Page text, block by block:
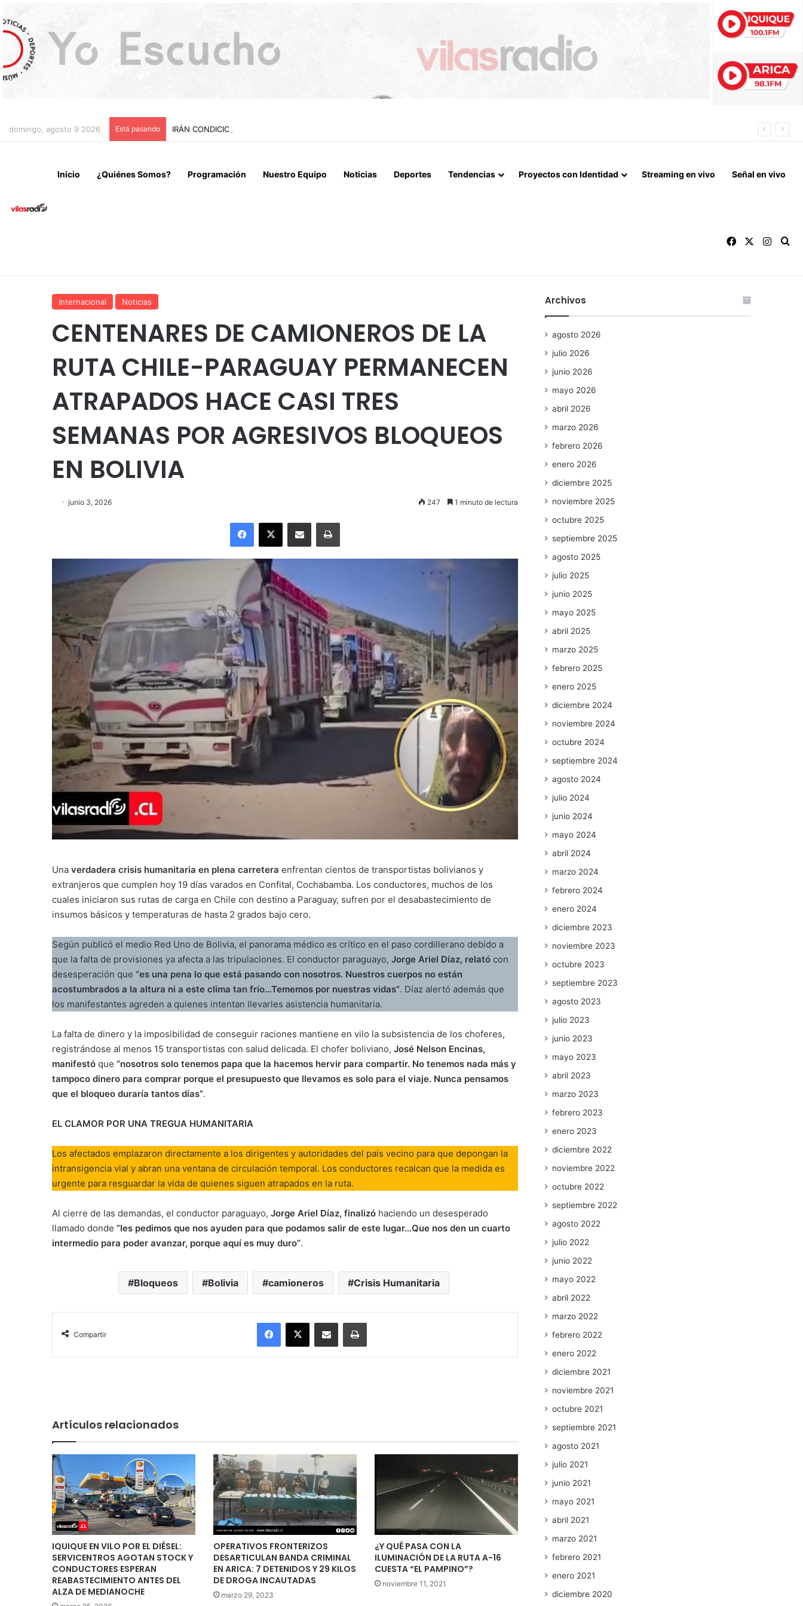
domingo, agosto 9 2026 Está pasando IRÁN CONDICIONA LA REAPERTURA DEL ESTRECHO DE ORMUZ Y EXIGE A ESTADOS UNIDOS EL FIN DEL BLOQUEO Y REPARACIONES DE GUERRA
Inicio ¿Quiénes Somos? Programación Nuestro Equipo Noticias Deportes Tendencias Proyectos con Identidad Streaming en vivo Señal en vivo
Facebook
Internacional Noticias
CENTENARES DE CAMIONEROS DE LA
RUTA CHILE-PARAGUAY PERMANECEN
ATRAPADOS HACE CASI TRES
SEMANAS POR AGRESIVOS BLOQUEOS
EN BOLIVIA
junio 3, 2026 247 1 minuto de lectura
Facebook
X Enviar vía email Imprimir
Una verdadera crisis humanitaria en plena carretera enfrentan cientos de transportistas bolivianos y
extranjeros que cumplen hoy 19 días varados en Confital, Cochabamba. Los conductores, muchos de los
cuales iniciaron sus rutas de carga en Chile con destino a Paraguay, sufren por el desabastecimiento de
insumos básicos y temperaturas de hasta 2 grados bajo cero.
Según publicó el medio Red Uno de Bolivia, el panorama médico es crítico en el paso cordillerano debido a
que la falta de provisiones ya afecta a las tripulaciones. El conductor paraguayo, Jorge Ariel Díaz, relató con
desesperación que “es una pena lo que está pasando con nosotros. Nuestros cuerpos no están
acostumbrados a la altura ni a este clima tan frío…Tememos por nuestras vidas”. Díaz alertó además que
los manifestantes agreden a quienes intentan llevarles asistencia humanitaria.
La falta de dinero y la imposibilidad de conseguir raciones mantiene en vilo la subsistencia de los choferes,
registrándose al menos 15 transportistas con salud delicada. El chofer boliviano, José Nelson Encinas,
manifestó que “nosotros solo tenemos papa que la hacemos hervir para compartir. No tenemos nada más y
tampoco dinero para comprar porque el presupuesto que llevamos es solo para el viaje. Nunca pensamos
que el bloqueo duraría tantos días”.
EL CLAMOR POR UNA TREGUA HUMANITARIA
Los afectados emplazaron directamente a los dirigentes y autoridades del país vecino para que depongan la
intransigencia vial y abran una ventana de circulación temporal. Los conductores recalcan que la medida es
urgente para resguardar la vida de quienes siguen atrapados en la ruta.
Al cierre de las demandas, el conductor paraguayo, Jorge Ariel Díaz, finalizó haciendo un desesperado
llamado donde “les pedimos que nos ayuden para que podamos salir de este lugar…Que nos den un cuarto
intermedio para poder avanzar, porque aquí es muy duro”.
Bloqueos Bolivia camioneros Crisis Humanitaria
Compartir
Facebook
X Enviar vía email Imprimir
Artículos relacionados
IQUIQUE EN VILO POR EL DIÉSEL:
SERVICENTROS AGOTAN STOCK Y
CONDUCTORES ESPERAN
REABASTECIMIENTO ANTES DEL
ALZA DE MEDIANOCHE
OPERATIVOS FRONTERIZOS
DESARTICULAN BANDA CRIMINAL
EN ARICA: 7 DETENIDOS Y 29 KILOS
DE DROGA INCAUTADAS
marzo 29, 2023
¿Y QUÉ PASA CON LA
ILUMINACIÓN DE LA RUTA A-16
CUESTA “EL PAMPINO”?
noviembre 11, 2021
Archivos
agosto 2026
julio 2026
junio 2026
mayo 2026
abril 2026
marzo 2026
febrero 2026
enero 2026
diciembre 2025
noviembre 2025
octubre 2025
septiembre 2025
agosto 2025
julio 2025
junio 2025
mayo 2025
abril 2025
marzo 2025
febrero 2025
enero 2025
diciembre 2024
noviembre 2024
octubre 2024
septiembre 2024
agosto 2024
julio 2024
junio 2024
mayo 2024
abril 2024
marzo 2024
febrero 2024
enero 2024
diciembre 2023
noviembre 2023
octubre 2023
septiembre 2023
agosto 2023
julio 2023
junio 2023
mayo 2023
abril 2023
marzo 2023
febrero 2023
enero 2023
diciembre 2022
noviembre 2022
octubre 2022
septiembre 2022
agosto 2022
julio 2022
junio 2022
mayo 2022
abril 2022
marzo 2022
febrero 2022
enero 2022
diciembre 2021
noviembre 2021
octubre 2021
septiembre 2021
agosto 2021
julio 2021
junio 2021
mayo 2021
abril 2021
marzo 2021
febrero 2021
enero 2021
diciembre 2020